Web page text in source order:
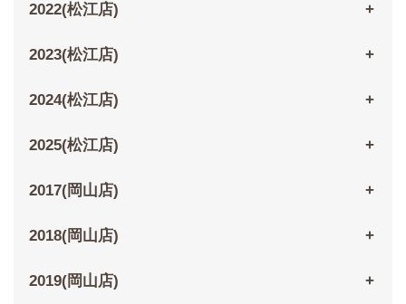
2022(松江店)
2023(松江店)
2024(松江店)
2025(松江店)
2017(岡山店)
2018(岡山店)
2019(岡山店)